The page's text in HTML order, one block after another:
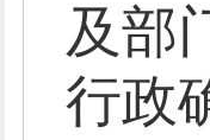
及部
行政